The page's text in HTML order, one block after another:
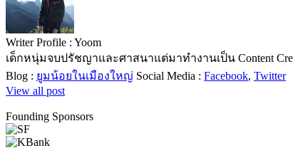
Writer Profile : Yoom
เด็กหนุ่มจบปรัชญาและศาสนาแต่มาทำงานเป็น Content
Blog : ยูมน้อยในเมืองใหญ่ Social Media : Facebook, Twitter
View all post
Founding Sponsors